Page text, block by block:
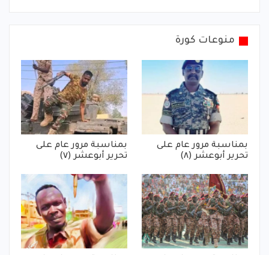
منوعات كورة
بمناسبة مرور عام على
تحرير أبوعشر (٨)
بمناسبة مرور عام على
تحرير أبوعشر (٧)